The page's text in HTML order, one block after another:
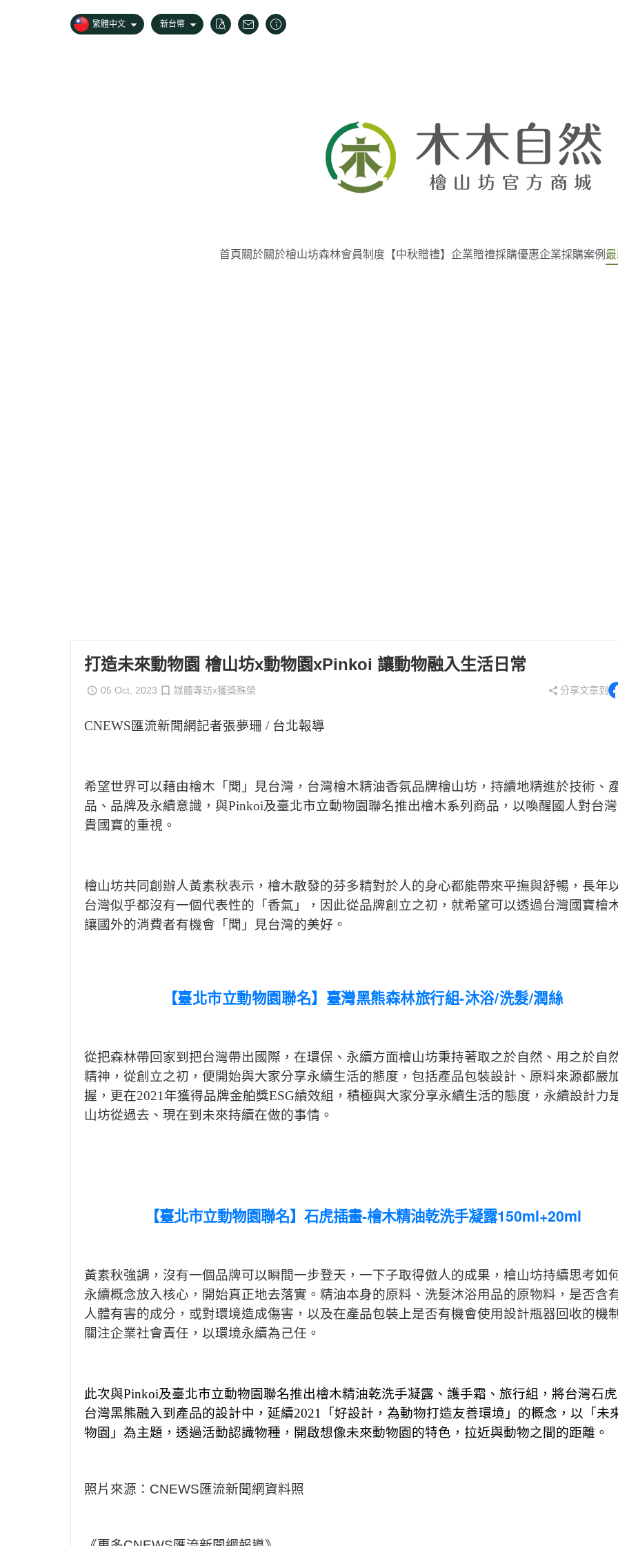
繁體中文 新台幣
首頁 關於關於檜山坊森林會員制度 【中秋贈禮】企業贈禮採購優惠企業採購案例
打造未來動物園 檜山坊x動物園xPinkoi 讓動物融入生活日常
05 Oct, 2023 媒體專訪x獲獎殊榮 分享文章到
CNEWS匯流新聞網記者張夢珊 / 台北報導
希望世界可以藉由檜木「聞」見台灣，台灣檜木精油香氛品牌檜山坊，持續地精進於技術、
品、品牌及永續意識，與Pinkoi及臺北市立動物園聯名推出檜木系列商品，以喚醒國人對台
貴國寶的重視。
檜山坊共同創辦人黃素秋表示，檜木散發的芬多精對於人的身心都能帶來平撫與舒暢，長年
台灣似乎都沒有一個代表性的「香氣」，因此從品牌創立之初，就希望可以透過台灣國寶檜
讓國外的消費者有機會「聞」見台灣的美好。
【臺北市立動物園聯名】臺灣黑熊森林旅行組-沐浴/洗髮/潤絲
從把森林帶回家到把台灣帶出國際，在環保、永續方面檜山坊秉持著取之於自然、用之於自
精神， 從創立之初，便開始與大家分享永續生活的態度，包括產品包裝設計、原料來源都嚴
握，更在2021 年獲得品牌金舶獎ESG績效組，積極與大家分享永續生活的態度，永續設計力
山坊從過去、現在到未來持續在做的事情。
【臺北市立動物園聯名】石虎插畫-檜木精油乾洗手凝露150ml+20ml
黃素秋強調，沒有一個品牌可以瞬間一步登天，一下子取得傲人的成果，檜山坊持續思考如
永續概念放入核心，開始真正地去落實。精油本身的原料、洗髮沐浴用品的原物料，是否含
人體有害的成分，或對環境造成傷害，以及在產品包裝上是否有機會使用設計瓶器回收的機
關注企業社會責任，以環境永續為己任。
此次與Pinkoi及臺北市立動物園聯名推出檜木精油乾洗手凝露、護手霜、旅行組，將台灣石虎
台灣黑熊融入到產品的設計中，延續2021
「好設計，為動物打造友善環境」的概念，以「未
物園」為主題，透過活動認識物種，開啟想像未來動物園的特色，拉近與動物之間的距離。
照片來源：CNEWS匯流新聞網資料照